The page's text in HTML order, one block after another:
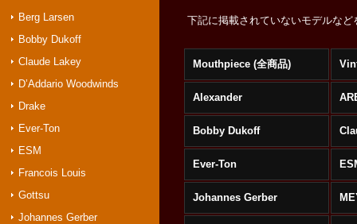
Berg Larsen
Bobby Dukoff
Claude Lakey
D’Addario Woodwinds
Drake
Ever-Ton
ESM
Francois Louis
Gottsu
Johannes Gerber
下記に掲載されていないモデルな
Mouthpiece (全商品)
Alexander
Bobby Dukoff
Ever-Ton
Johannes Gerber